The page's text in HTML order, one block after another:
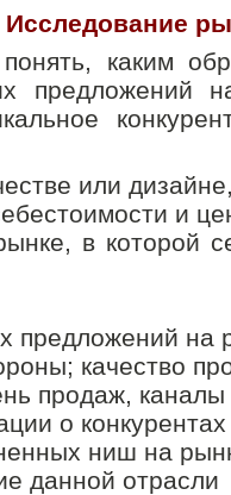
Исследование
каким
предложений
или
и
в которой
предложений на
качество
продаж,
о конкурентах
ниш на
данной отрасли